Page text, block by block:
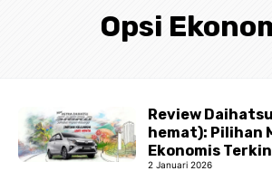
Opsi
Review
hemat): Pilihan
Ekonomis
2 Januari 2026